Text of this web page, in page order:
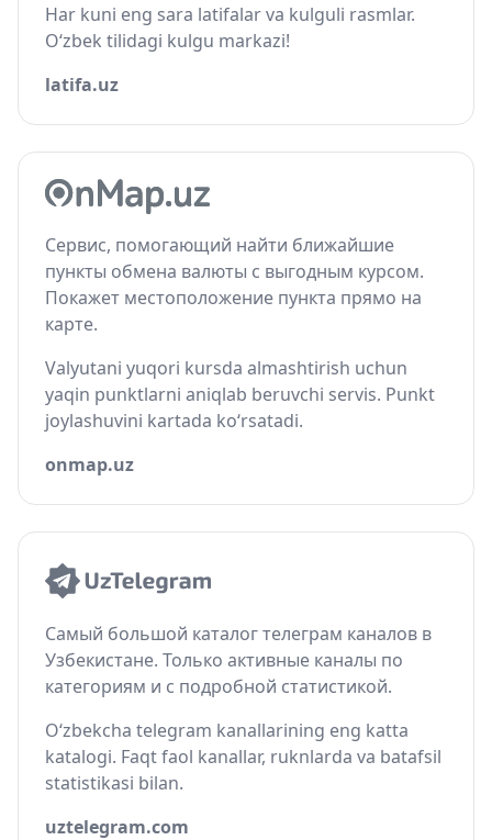
Har kuni eng sara latifalar va kulguli rasmlar.
O‘zbek tilidagi kulgu markazi!
latifa.uz
Сервис, помогающий найти ближайшие
пункты обмена валюты с выгодным курсом.
Покажет местоположение пункта прямо на
карте.
Valyutani yuqori kursda almashtirish uchun
yaqin punktlarni aniqlab beruvchi servis. Punkt
joylashuvini kartada ko‘rsatadi.
onmap.uz
Самый большой каталог телеграм каналов в
Узбекистане. Только активные каналы по
категориям и с подробной статистикой.
O‘zbekcha telegram kanallarining eng katta
katalogi. Faqt faol kanallar, ruknlarda va batafsil
statistikasi bilan.
uztelegram.com